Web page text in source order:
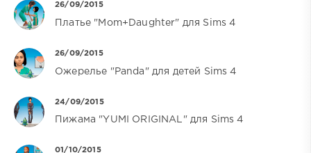
26/09/2015
Платье "Mom+Daughter" для Sims 4
26/09/2015
Ожерелье "Panda" для детей Sims 4
24/09/2015
Пижама "YUMI ORIGINAL" для Sims 4
01/10/2015